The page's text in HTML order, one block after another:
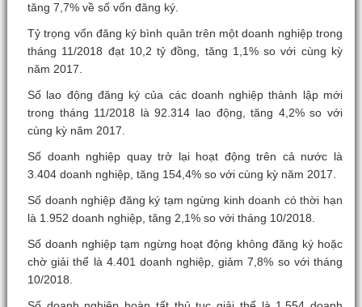
tăng 7,7% về số vốn đăng ký.
Tỷ trọng vốn đăng ký bình quân trên một doanh nghiệp trong
tháng 11/2018 đạt 10,2 tỷ đồng, tăng 1,1% so với cùng kỳ
năm 2017.
Số lao động đăng ký của các doanh nghiệp thành lập mới
trong tháng 11/2018 là 92.314 lao động, tăng 4,2% so với
cùng kỳ năm 2017.
Số doanh nghiệp quay trở lại hoạt động trên cả nước là
3.404 doanh nghiệp, tăng 154,4% so với cùng kỳ năm 2017.
Số doanh nghiệp đăng ký tạm ngừng kinh doanh có thời hạn
là 1.952 doanh nghiệp, tăng 2,1% so với tháng 10/2018.
Số doanh nghiệp tạm ngừng hoạt động không đăng ký hoặc
chờ giải thể là 4.401 doanh nghiệp, giảm 7,8% so với tháng
10/2018.